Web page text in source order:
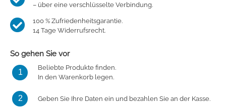
– über eine verschlüsselte Verbindung.
100 % Zufriedenheitsgarantie.
14 Tage Widerrufsrecht.
So gehen Sie vor
1
Beliebte Produkte finden.
In den Warenkorb legen.
2 Geben Sie Ihre Daten ein und bezahlen Sie an der Kasse.